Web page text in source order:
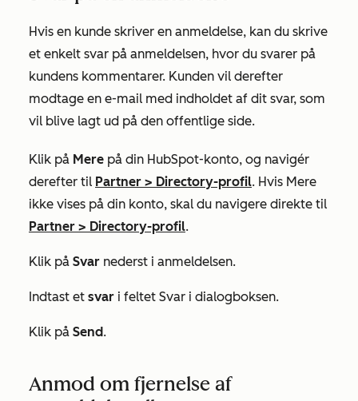
Hvis en kunde skriver en anmeldelse, kan du skrive
et enkelt svar på anmeldelsen, hvor du svarer på
kundens kommentarer. Kunden vil derefter
modtage en e-mail med indholdet af dit svar, som
vil blive lagt ud på den offentlige side.
Klik på Mere på din HubSpot-konto, og navigér
derefter til Partner > Directory-profil. Hvis Mere
ikke vises på din konto, skal du navigere direkte til
Partner > Directory-profil.
Klik på Svar nederst i anmeldelsen.
Indtast et svar i feltet Svar i dialogboksen.
Klik på Send.
Anmod om fjernelse af